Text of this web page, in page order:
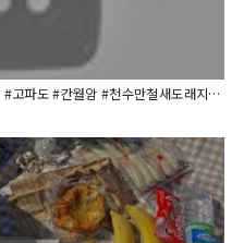
서산에 가볼만한곳 베스트 10 #해미읍성 #고파도 #간월암 #천수만철새도래지 #서산한우목장 #천리포수목원